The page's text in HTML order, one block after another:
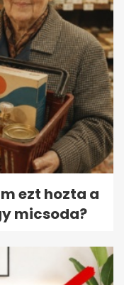
ezt hozta a
micsoda?